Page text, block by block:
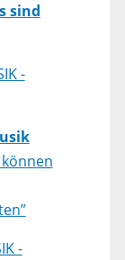
sind
-
-